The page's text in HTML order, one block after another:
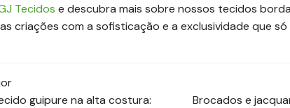
Tecidos e descubra mais sobre nossos tecidos
criações com a sofisticação e a exclusividade que
guipure na alta costura:
Brocados e